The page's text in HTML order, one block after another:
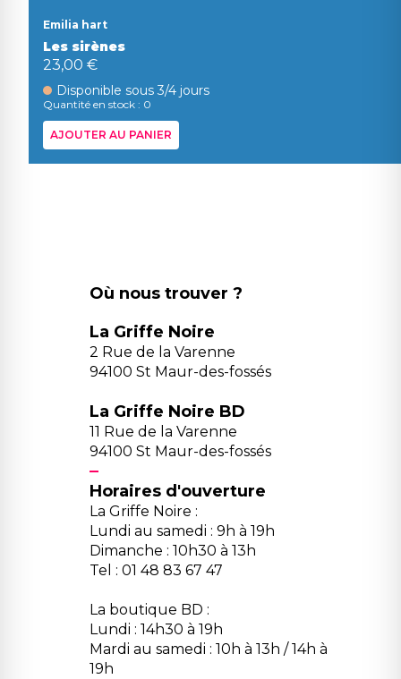
Emilia hart
Les sirènes
23,00 €
Disponible sous 3/4 jours
Quantité en stock : 0
AJOUTER AU PANIER
Où nous trouver ?
La Griffe Noire
2 Rue de la Varenne
94100 St Maur-des-fossés
La Griffe Noire BD
11 Rue de la Varenne
94100 St Maur-des-fossés
Horaires d'ouverture
La Griffe Noire :
Lundi au samedi : 9h à 19h
Dimanche : 10h30 à 13h
Tel : 01 48 83 67 47
La boutique BD :
Lundi : 14h30 à 19h
Mardi au samedi : 10h à 13h / 14h à
19h